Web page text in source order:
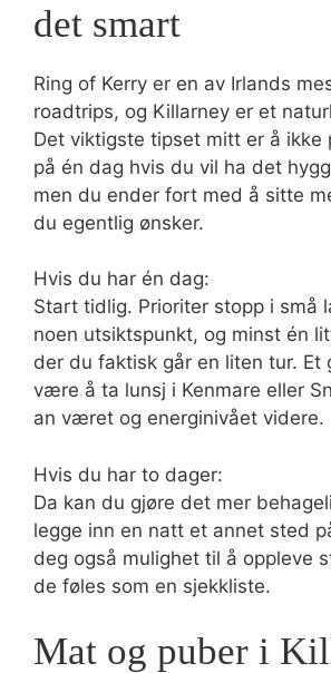
det smart
Ring of Kerry er en av Irlands
roadtrips, og Killarney er et
Det viktigste tipset mitt er å ikke
på én dag hvis du vil ha det
men du ender fort med å sitte
du egentlig ønsker.
Hvis du har én dag:
Start tidlig. Prioriter stopp i små
noen utsiktspunkt, og minst én
der du faktisk går en liten tur. Et
være å ta lunsj i Kenmare eller
an været og energinivået videre.
Hvis du har to dager:
Da kan du gjøre det mer
legge inn en natt et annet sted
deg også mulighet til å oppleve
de føles som en sjekkliste.
Mat og puber i